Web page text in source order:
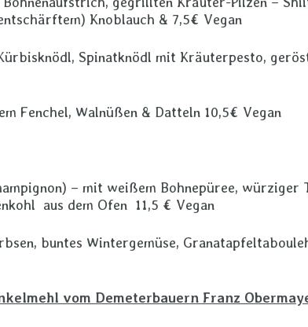
Knoblauch & 7,5€ Vegan
Spinatknödl mit Kräuterpesto,
Fenchel, Walnüßen & Datteln 10,5€ Vegan
– mit weißem Bohnepüree, würziger
aus dem Ofen 11,5 € Vegan
buntes Wintergemüse,
vom Demeterbauern Franz